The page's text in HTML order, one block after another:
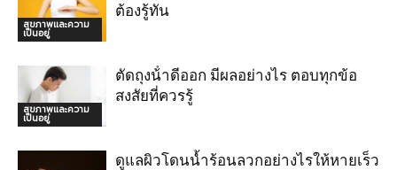
สุขภาพและความ
เป็นอยู่
ต้องรู้ทัน
สุขภาพและความ
เป็นอยู่
ตัดถุงน้ําดีออก มีผลอย่างไร ตอบทุกข้อ
สงสัยที่ควรรู้
ดูแลผิวโดนน้ำร้อนลวกอย่างไรให้หายเร็ว